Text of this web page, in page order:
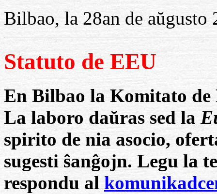
Bilbao, la 28an de aŭgusto
Statuto de EEU
En Bilbao la Komitato
La laboro daŭras sed la
spirito de nia asocio,
sugesti ŝanĝojn. Legu la
respondu al